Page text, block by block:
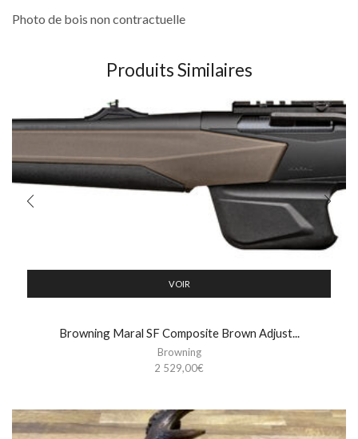
Photo de bois non contractuelle
Produits Similaires
VOIR
Browning Maral SF Composite Brown Adjust...
Browning
2 529,00€